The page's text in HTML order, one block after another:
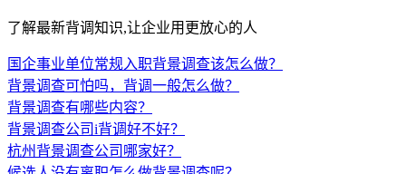
了解最新背调知识,让企业用更放心的人
国企事业单位常规入职背景调查该怎么做？
背景调查可怕吗，背调一般怎么做？
背景调查有哪些内容？
背景调查公司i背调好不好？
杭州背景调查公司哪家好？